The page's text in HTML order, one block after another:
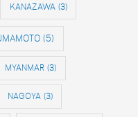
KANAZAWA(3)
(5)
MYANMAR (3)
NAGOYA (3)